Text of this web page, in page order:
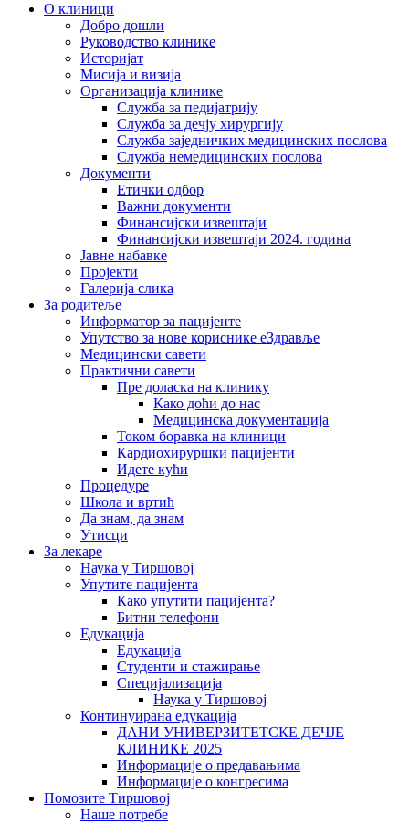
О клиници
Добро дошли
Руководство клинике
Историјат
Мисија и визија
Организација клинике
Служба за педијатрију
Служба за дечју хирургију
Служба заједничких медицинских послова
Служба немедицинских послова
Документи
Етички одбор
Важни документи
Финансијски извештаји
Финансијски извештаји 2024. година
Јавне набавке
Пројекти
Галерија слика
За родитеље
Информатор за пацијенте
Упутство за нове кориснике еЗдравље
Медицински савети
Практични савети
Пре доласка на клинику
Како доћи до нас
Медицинска документација
Током боравка на клиници
Кардиохируршки пацијенти
Идете кући
Процедуре
Школа и вртић
Да знам, да знам
Утисци
За лекаре
Наука у Тиршовој
Упутите пацијента
Како упутити пацијента?
Битни телефони
Едукација
Едукација
Студенти и стажирање
Специјализација
Наука у Тиршовој
Континуирана едукација
ДАНИ УНИВЕРЗИТЕТСКЕ ДЕЧЈЕ
КЛИНИКЕ 2025
Информације о предавањима
Информације о конгресима
Помозите Тиршовој
Наше потребе